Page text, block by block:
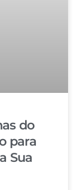
do
para
Sua